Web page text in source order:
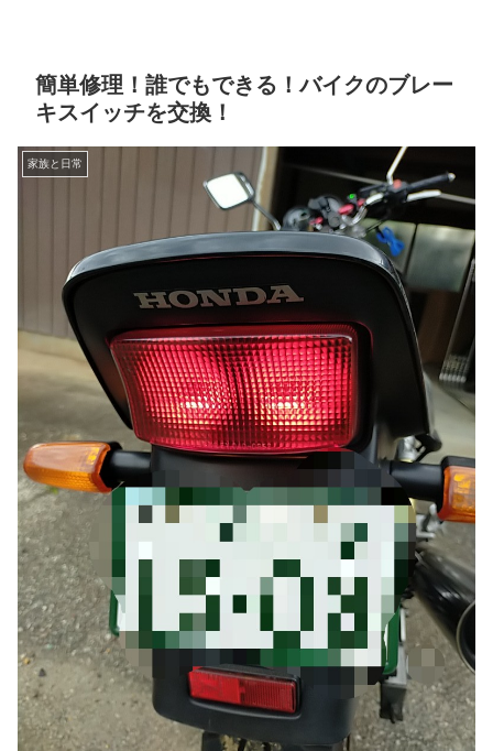
簡単修理！誰でもできる！バイクのブレー
キスイッチを交換！
家族と日常